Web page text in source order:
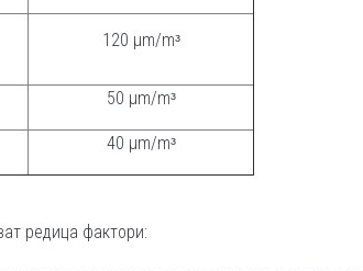
120 µm/mᶟ
50 µm/mᶟ
40 µm/mᶟ
редица фактори: